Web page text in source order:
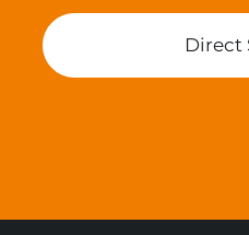
Direct